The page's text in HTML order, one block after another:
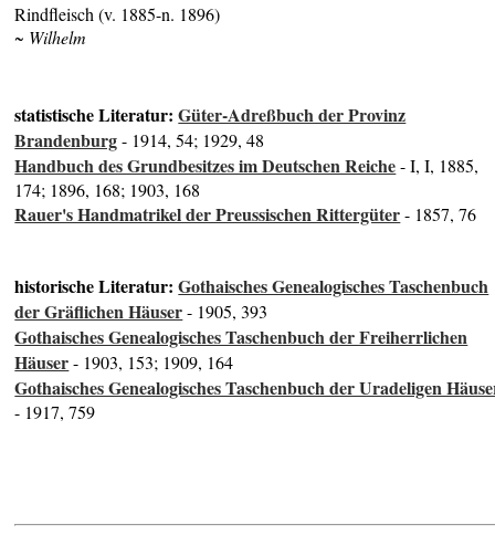
Rindfleisch (v. 1885-n. 1896)
~ Wilhelm
statistische Literatur:Güter-Adreßbuch der Provinz
Brandenburg- 1914, 54; 1929, 48
Handbuch des Grundbesitzes im Deutschen Reiche- I, I, 1885,
174; 1896, 168; 1903, 168
Rauer's Handmatrikel der Preussischen Rittergüter- 1857, 76
historische Literatur:Gothaisches Genealogisches Taschenbuch
der Gräflichen Häuser- 1905, 393
Gothaisches Genealogisches Taschenbuch der Freiherrlichen
Häuser- 1903, 153; 1909, 164
Gothaisches Genealogisches Taschenbuch der Uradeligen
- 1917, 759